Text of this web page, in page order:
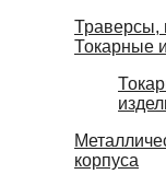
Траверсы,
Токарные
корпуса